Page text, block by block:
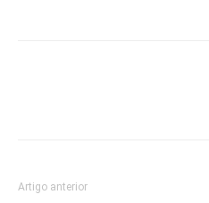
Artigo anterior